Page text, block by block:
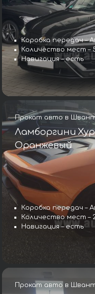
Коробка передач –
Количество мест –
Навигация – есть
Прокат авто в
Ламборгини
Оранжевый
Коробка передач –
Количество мест –
Навигация – есть
Прокат авто в